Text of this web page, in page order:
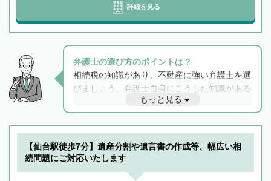
詳細を見る
弁護士の選び方のポイントは？
相続税の知識があり、不動産に強い弁護士を選
びましょう。弁護士自身にこうした知識がある
と他士業との連携もスムーズに進み、トラブル
解決のみならず相続をトータルで任せることが
できます。また、相続は感情がからむ分野なの
でフィーリングも重要です。実際に電話や面談
で複数の弁護士と会話をしてウマが合う方に依
もっと見る
【仙台駅徒歩7分】遺産分割や遺言書の作成等、幅広い相
続問題にご対応いたします